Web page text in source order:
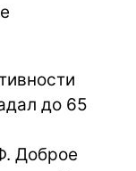
до 65
Доброе